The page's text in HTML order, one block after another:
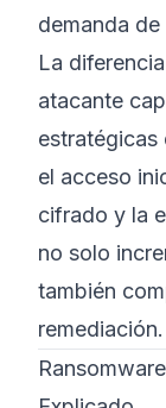
demanda de
La
atacante
estratégicas
el acceso
cifrado y la
no solo
también
remediación.